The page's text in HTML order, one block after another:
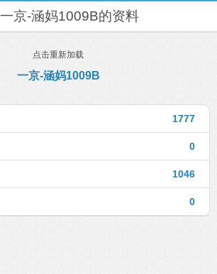
一京-涵妈1009B的资料
点击重新加载
一京-涵妈1009B
1777
0
1046
0